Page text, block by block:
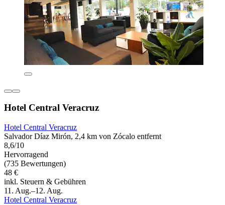
Hotel Central Veracruz
Hotel Central Veracruz
Salvador Díaz Mirón, 2,4 km von Zócalo entfernt
8,6/10
Hervorragend
(735 Bewertungen)
48 €
inkl. Steuern & Gebühren
11. Aug.–12. Aug.
Hotel Central Veracruz